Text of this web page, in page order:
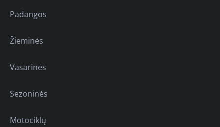
Padangos
Žieminės
Vasarinės
Sezoninės
Motociklų